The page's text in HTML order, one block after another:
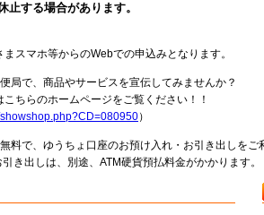
する場合があります。
スマホ等からのWebでの申込みとなります。
局で、商品やサービスを宣伝してみませんか？
ちらのホームページをご覧ください！！
）
料で、ゆうちょ口座のお預け入れ・お引き出しをご
き出しは、別途、ATM硬貨預払料金がかかります。